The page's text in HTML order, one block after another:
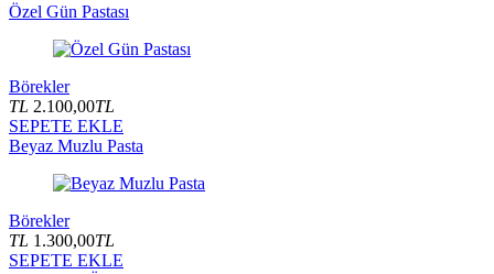
Özel Gün Pastası
Börekler
TL 2.100,00TL
SEPETE EKLE
Beyaz Muzlu Pasta
Börekler
TL 1.300,00TL
SEPETE EKLE